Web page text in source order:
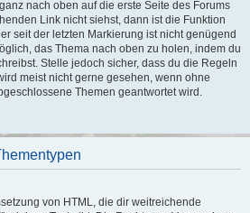
nach oben auf die erste Seite des Forums
Link nicht siehst, dann ist die Funktion
seit der letzten Markierung ist nicht genügend
das Thema nach oben zu holen, indem du
Stelle jedoch sicher, dass du die Regeln
meist nicht gerne gesehen, wenn ohne
Themen geantwortet wird.
von HTML, die dir weitreichende